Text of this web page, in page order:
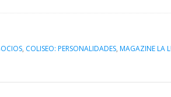
, COLISEO: PERSONALIDADES, MAGAZINE LA